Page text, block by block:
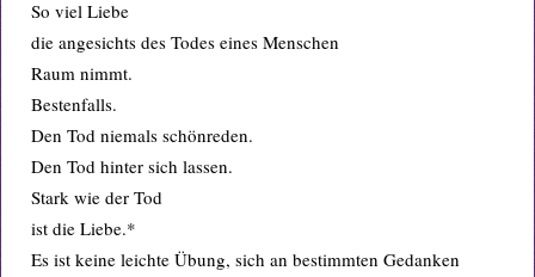
So viel Liebe
die angesichts des Todes eines Menschen
Raum nimmt.
Bestenfalls.
Den Tod niemals schönreden.
Den Tod hinter sich lassen.
Stark wie der Tod
ist die Liebe.*
Es ist keine leichte Übung, sich an bestimmten Gedanken